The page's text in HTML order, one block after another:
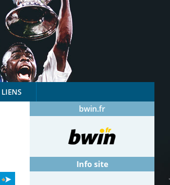
LIENS
bwin.fr
Info site